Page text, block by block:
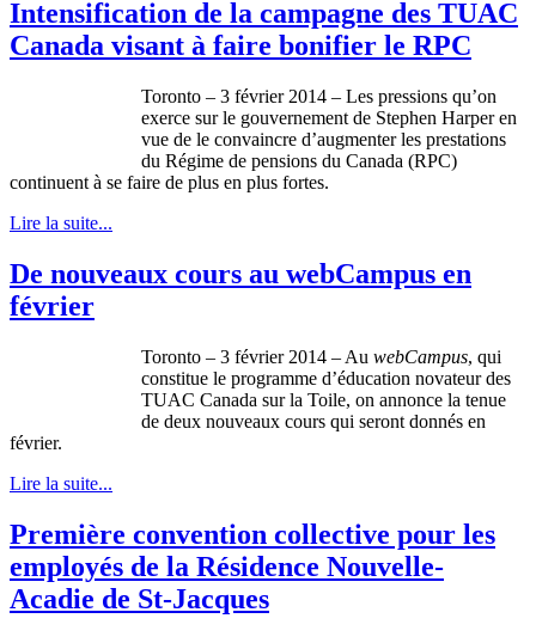
Intensification de la campagne des TUAC
Canada visant à faire bonifier le RPC
Toronto – 3 février2014 – Les pressions qu’on
exerce surle gouvernement de Stephen Harper en
vue de le convaincre d’augmenterles prestations
du Régime de pensions du Canada (RPC)
continuent à se faire de plus en plus fortes.
Lire la suite...
De nouveaux cours au webCampus en
février
Toronto – 3 février2014 – Au webCampus, qui
constitue le programme d’éducation novateurdes
TUAC Canada surla Toile, on annonce la tenue
de deux nouveaux cours qui seront donnés en
février.
Lire la suite...
Première convention collective pour les
employés de la Résidence Nouvelle-
Acadie de St-Jacques